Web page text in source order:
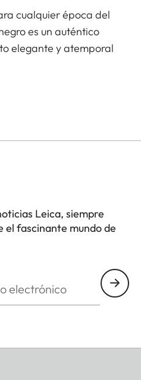
cualquier época del
es un auténtico
elegante y atemporal
Leica, siempre
fascinante mundo de